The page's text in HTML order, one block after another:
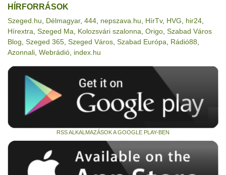
HÍRFORRÁSOK
Szeged.hu Délmagyar, 444 nepszava.hu HírTv, HVG hir24
Hírextra Szeged Ma Kolozsvári szalonna Origo Szabad Város
Blog Szeged 365 Szeged Város Szabad Európa Rádió88
Azonnali Webrádió index.hu
RSS ALKALMAZÁSOK A GOOGLE PLAY-BEN